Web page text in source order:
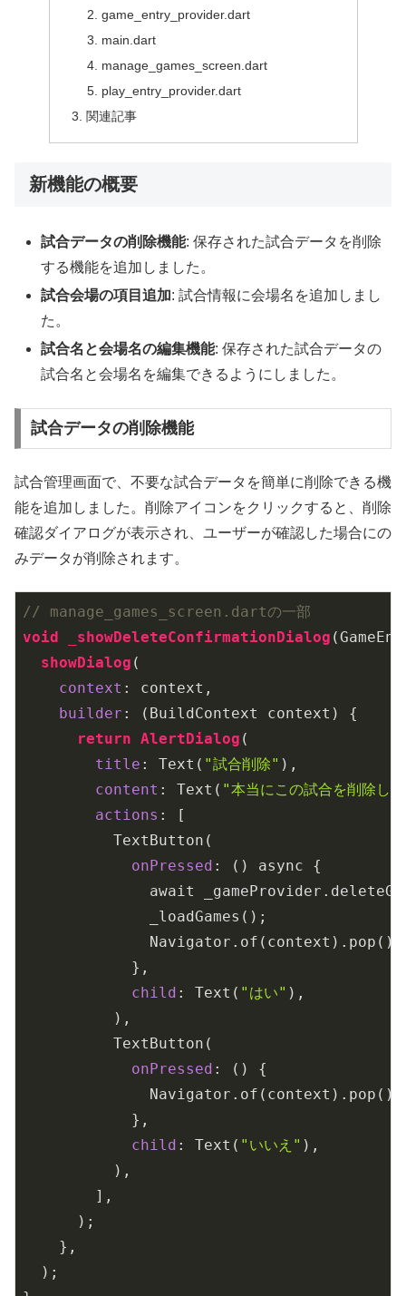
game_entry_provider.dart
main.dart
manage_games_screen.dart
play_entry_provider.dart
関連記事
新機能の概要
試合データの削除機能: 保存された試合データを削除
する機能を追加しました。
試合会場の項目追加: 試合情報に会場名を追加しまし
た。
試合名と会場名の編集機能: 保存された試合データの
試合名と会場名を編集できるようにしました。
試合データの削除機能
試合管理画面で、不要な試合データを簡単に削除できる機
能を追加しました。削除アイコンをクリックすると、削除
確認ダイアログが表示され、ユーザーが確認した場合にの
みデータが削除されます。
// manage_games_screen.dartの一部
void
_showDeleteConfirmationDialog
showDialog (
context : context,
builder : (BuildContext context) {
return AlertDialog (
title : Text( "試合削除" ),
content : Text( "本当にこの試合を削除し
actions : [
          TextButton(
onPressed : () async {
await
              _loadGames();
              Navigator.of(context).pop();
            },
child : Text( "はい" ),
          ),
          TextButton(
onPressed : () {
              Navigator.of(context).pop();
            },
child : Text( "いいえ" ),
          ),
        ],
      );
    },
  );